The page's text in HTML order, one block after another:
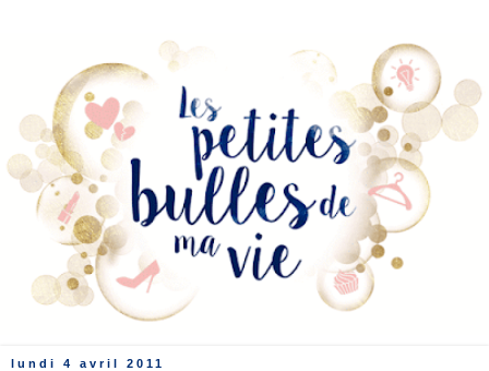
lundi 4 avril 2011